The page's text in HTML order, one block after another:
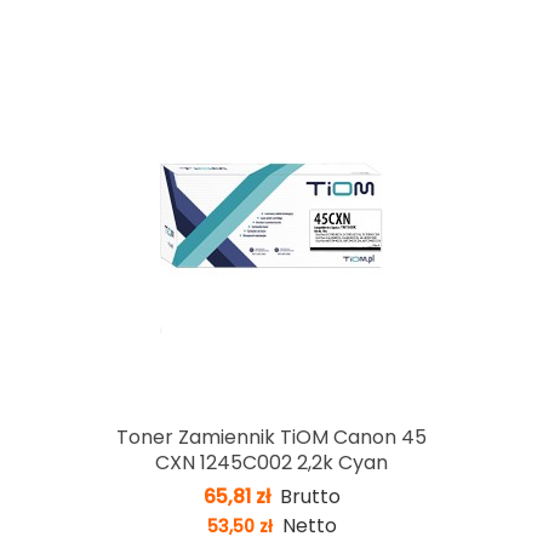
Toner Zamiennik TiOM Canon 45
CXN 1245C002 2,2k Cyan
65,81 zł Brutto
53,50 zł Netto